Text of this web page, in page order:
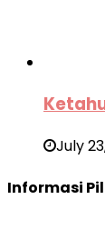
July
Informasi